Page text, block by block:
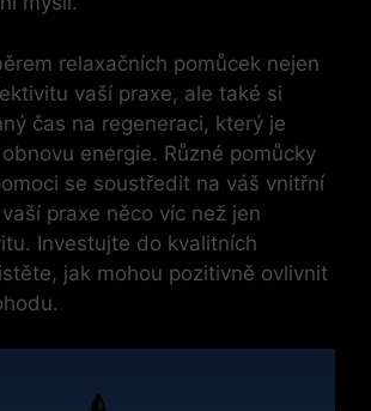
relaxačních pomůcek nejen
vaší praxe, ale také si
čas na regeneraci, který je
energie. Různé pomůcky
se soustředit na váš vnitřní
praxe něco víc než jen
Investujte do kvalitních
jak mohou pozitivně ovlivnit